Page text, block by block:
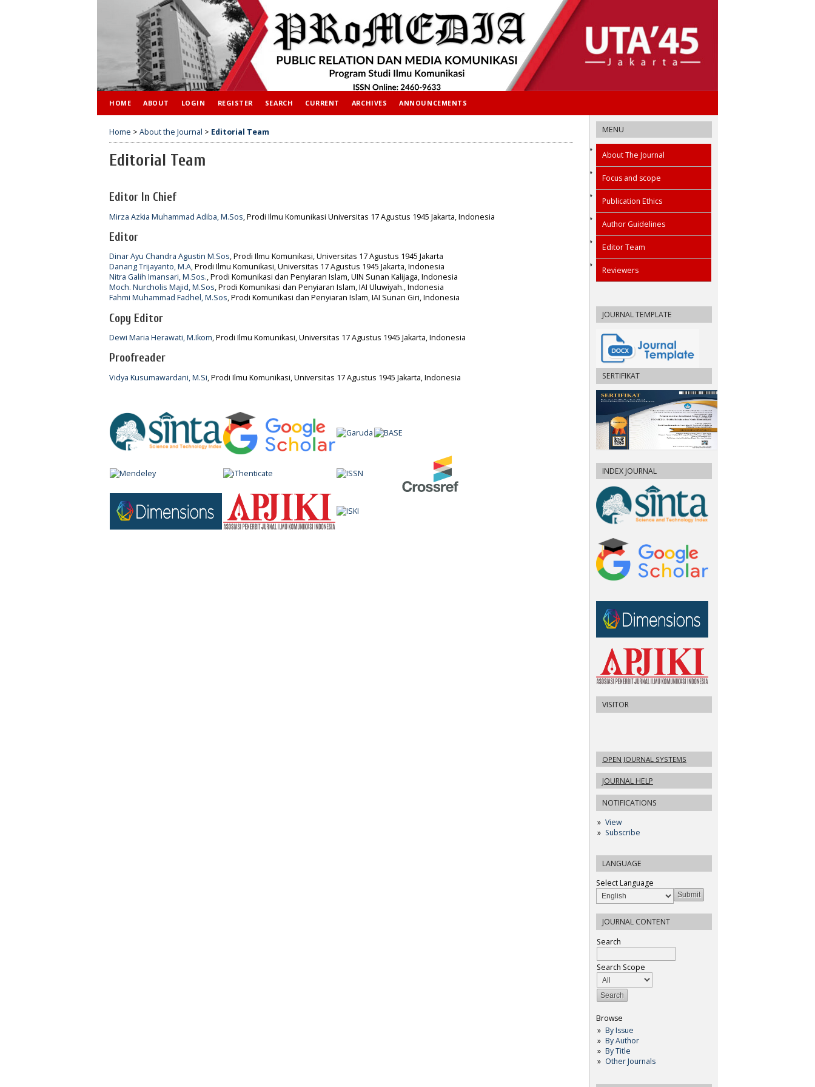
MENU
About The Journal
Focus and scope
Publication Ethics
Author Guidelines
Editor Team
Reviewers
JOURNAL TEMPLATE
SERTIFIKAT
INDEX JOURNAL
VISITOR
OPEN JOURNAL SYSTEMS
JOURNAL HELP
NOTIFICATIONS
View
Subscribe
LANGUAGE
Select Language
JOURNAL CONTENT
Search
Search Scope
Browse
By Issue
By Author
By Title
Other Journals
HOME ABOUT LOGIN REGISTER SEARCH CURRENT ARCHIVES ANNOUNCEMENTS
Home > About the Journal > Editorial Team
Editorial Team
Editor In Chief
Mirza Azkia Muhammad Adiba, M.Sos, Prodi Ilmu Komunikasi Universitas 17 Agustus 1945 Jakarta, Indonesia
Editor
Dinar Ayu Chandra Agustin M.Sos, Prodi Ilmu Komunikasi, Universitas 17 Agustus 1945 Jakarta
Danang Trijayanto, M.A, Prodi Ilmu Komunikasi, Universitas 17 Agustus 1945 Jakarta, Indonesia
Nitra Galih Imansari, M.Sos., Prodi Komunikasi dan Penyiaran Islam, UIN Sunan Kalijaga, Indonesia
Moch. Nurcholis Majid, M.Sos, Prodi Komunikasi dan Penyiaran Islam, IAI Uluwiyah., Indonesia
Fahmi Muhammad Fadhel, M.Sos, Prodi Komunikasi dan Penyiaran Islam, IAI Sunan Giri, Indonesia
Copy Editor
Dewi Maria Herawati, M.Ikom, Prodi Ilmu Komunikasi, Universitas 17 Agustus 1945 Jakarta, Indonesia
Proofreader
Vidya Kusumawardani, M.Si, Prodi Ilmu Komunikasi, Universitas 17 Agustus 1945 Jakarta, Indonesia